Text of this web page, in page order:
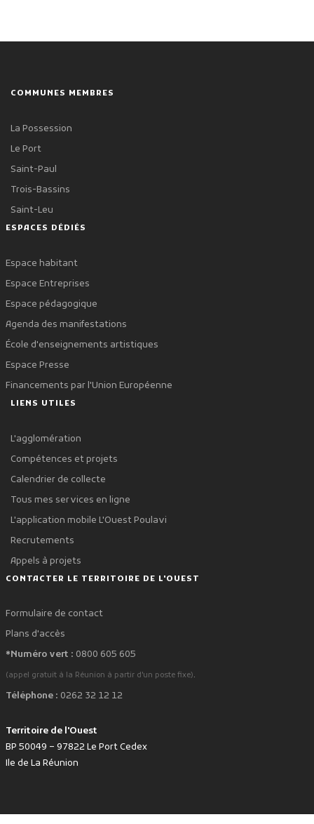
COMMUNES MEMBRES
La Possession
Le Port
Saint-Paul
Trois-Bassins
Saint-Leu
ESPACES DÉDIÉS
Espace habitant
Espace Entreprises
Espace pédagogique
Agenda des manifestations
École d'enseignements artistiques
Espace Presse
Financements par l'Union Européenne
LIENS UTILES
L'agglomération
Compétences et projets
Calendrier de collecte
Tous mes services en ligne
L'application mobile L'Ouest Poulavi
Recrutements
Appels à projets
CONTACTER LE TERRITOIRE DE L'OUEST
Formulaire de contact
Plans d'accès
*Numéro vert : 0800 605 605
(appel gratuit à la Réunion à partir d'un poste fixe).
Téléphone : 0262 32 12 12
Territoire de l'Ouest
BP 50049 – 97822 Le Port Cedex
Ile de La Réunion